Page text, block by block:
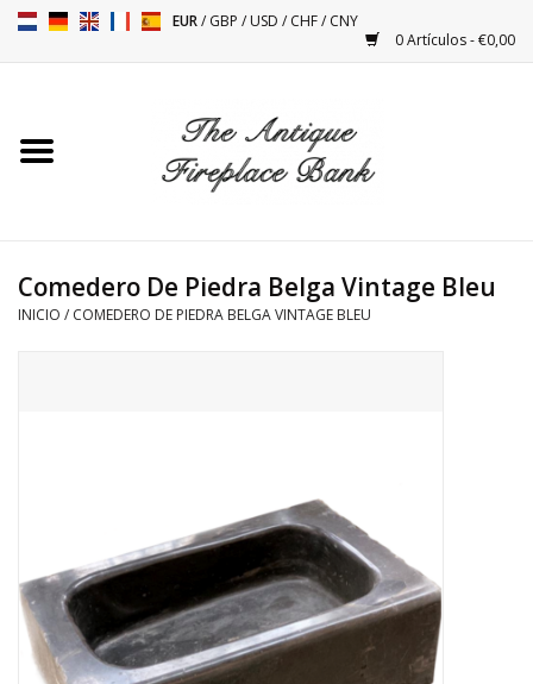
EUR/GBP /USD /CHF/CNY
0 Artículos - €0,00
Chimeneas Antiguas
De Chimeneas
Elementos Decorativos De
Exterior
Suelos De Piedra, Terracota
Y Mármol
Comedero De Piedra Belga Vintage Bleu
INICIO / COMEDERO DE PIEDRA BELGA VINTAGE BLEU